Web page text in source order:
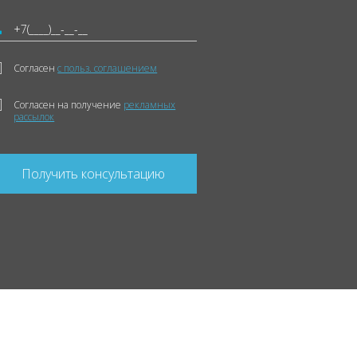
Согласенс польз. соглашением
Согласен на получение рекламных
рассылок
Получить консультацию